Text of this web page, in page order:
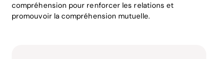
compréhension pour renforcer les relations et
promouvoir la compréhension mutuelle.